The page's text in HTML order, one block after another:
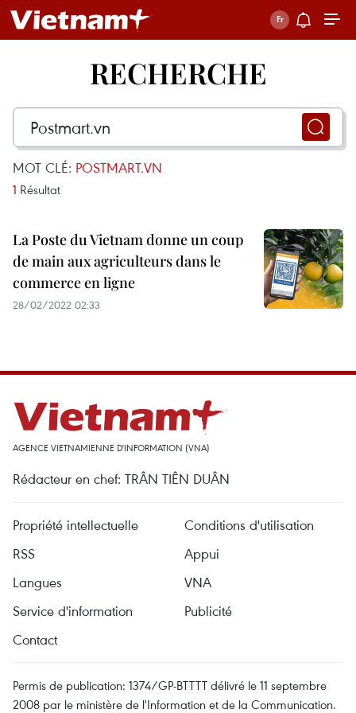
RECHERCHE
MOT CLÉ: POSTMART.VN
1 Résultat
La Poste du Vietnam donne un coup
de main aux agriculteurs dans le
commerce en ligne
28/02/2022 02:33
AGENCE VIETNAMIENNE D'INFORMATION (VNA)
Rédacteur en chef: TRÂN TIÊN DUÂN
Propriété intellectuelle
Conditions d'utilisation
RSS
Appui
Langues
VNA
Service d'information
Publicité
Contact
Permis de publication: 1374/GP-BTTTT délivré le 11 septembre
2008 par le ministère de l'Information et de la Communication.